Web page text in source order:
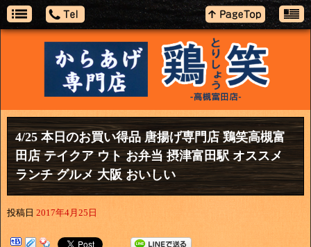
4/25 本日のお買い得品 唐揚げ専門店 鶏笑高槻富
田店 テイクア ウト お弁当 摂津富田駅 オススメ
ランチ グルメ 大阪 おいしい
投稿日 2017年4月25日